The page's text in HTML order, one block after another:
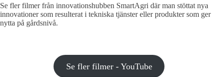
Se fler filmer från innovationshubben SmartAgri där man stöttat nya
innovationer som resulterat i tekniska tjänster eller produkter som ger
nytta på gårdsnivå.
Se fler filmer - YouTube